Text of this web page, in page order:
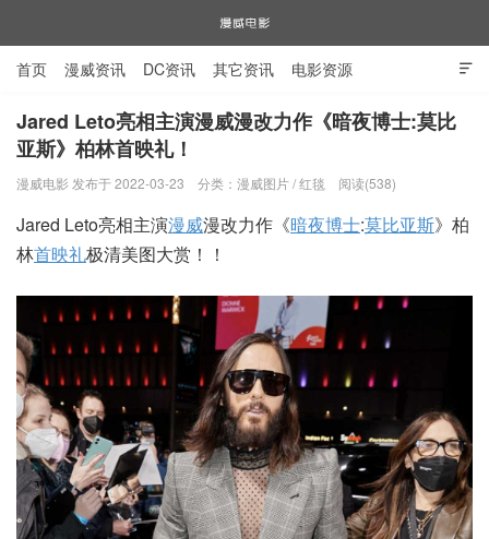
漫威电影

首页 漫威资讯 DC资讯 其它资讯 电影资源
电视剧资源 漫威图片
Jared Leto亮相主演漫威漫改力作《暗夜博士:莫比
亚斯》柏林首映礼！
漫威电影 发布于 2022-03-23 分类： 漫威图片/红毯 阅读(538)
Jared Leto亮相主演漫威漫改力作《暗夜博士:莫比亚斯》柏
林首映礼极清美图大赏！！